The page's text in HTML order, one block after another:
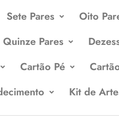
Sete Pares Oito
Quinze Pares
Cartão Pé
Kit de